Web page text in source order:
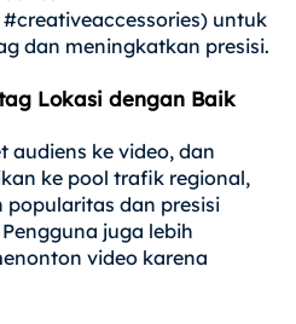
untuk
dan meningkatkan presisi.
Lokasi dengan Baik
audiens ke video, dan
ke pool trafik regional,
dan presisi
juga lebih
video karena